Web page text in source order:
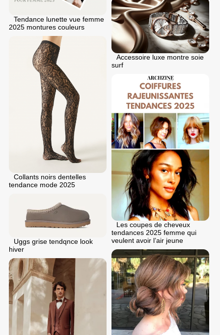
Tendance lunette vue femme
2025 montures couleurs
Accessoire luxe montre soie
surf
Collants noirs dentelles
tendance mode 2025
Les coupes de cheveux
tendances 2025 femme qui
veulent avoir l’air jeune
Uggs grise tendqnce look
hiver